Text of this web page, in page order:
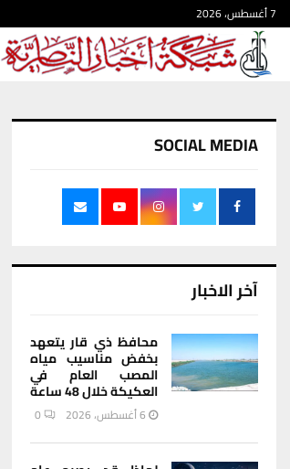
7 أغسطس، 2026
SOCIAL MEDIA
آخر الاخبار
محافظ ذي قار يتعهد
بخفض مناسيب مياه
المصب العام في
العكيكة خلال 48 ساعة
6 أغسطس، 2026 0